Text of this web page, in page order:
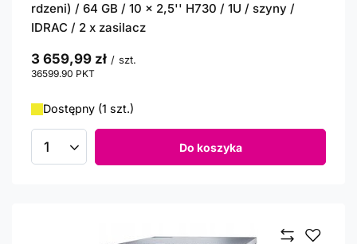
rdzeni) / 64 GB / 10 x 2,5'' H730 / 1U / szyny /
IDRAC / 2 x zasilacz
3 659,99 zł / szt.
36599.90 PKT
Dostępny (1 szt.)
Ilość produktów Do koszyka